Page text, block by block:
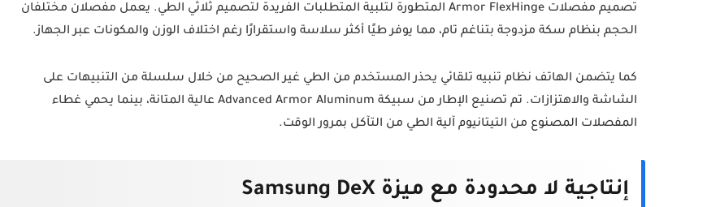
تصميم مفصلات Armor FlexHinge المتطورة لتلبية المتطلبات الفريدة لتصميم ثلاثي الطي. يعمل مفصلان مختلفان
الحجم بنظام سكة مزدوجة بتناغم تام، مما يوفر طيًا أكثر سلاسة واستقرارًا رغم اختلاف الوزن والمكونات عبر الجهاز.
كما يتضمن الهاتف نظام تنبيه تلقائي يحذر المستخدم من الطي غير الصحيح من خلال سلسلة من التنبيهات على
الشاشة والاهتزازات. تم تصنيع الإطار من سبيكة Advanced Armor Aluminum عالية المتانة، بينما يحمي غطاء
المفصلات المصنوع من التيتانيوم آلية الطي من التآكل بمرور الوقت.
إنتاجية لا محدودة مع ميزة Samsung DeX